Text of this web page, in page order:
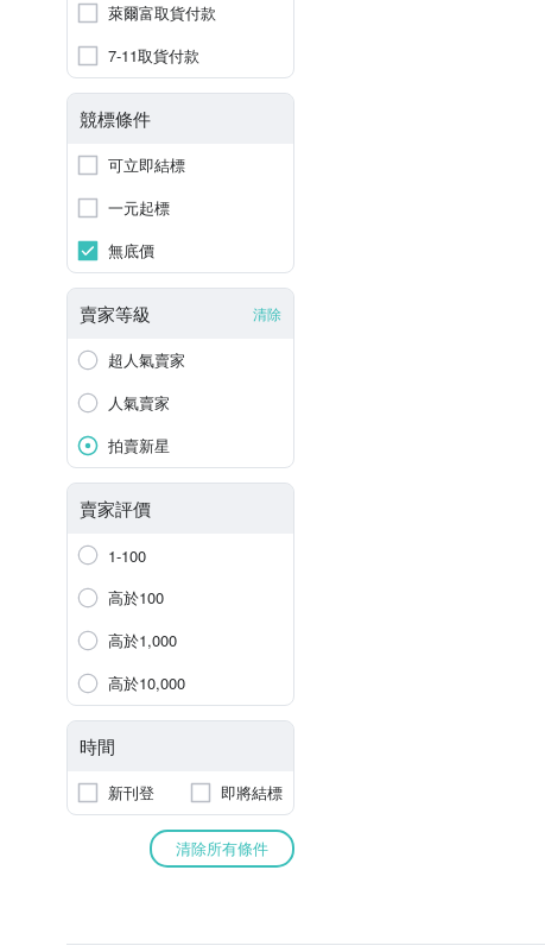
萊爾富取貨付款
7-11取貨付款
競標條件
可立即結標
一元起標
無底價
賣家等級 清除
超人氣賣家
人氣賣家
拍賣新星
賣家評價
1-100
高於100
高於1,000
高於10,000
時間
新刊登 即將結標
清除所有條件